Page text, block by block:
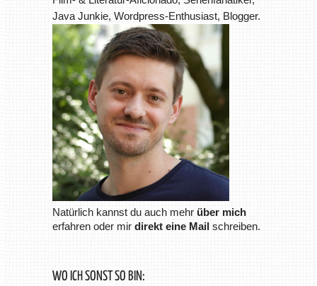
Java Junkie, Wordpress-Enthusiast, Blogger.
Natürlich kannst du auch mehr über mich
erfahren oder mir direkt eine Mailschreiben.
WO ICH SONST SO BIN: